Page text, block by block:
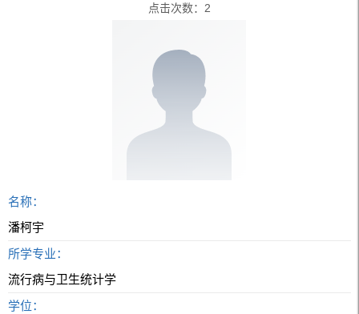
点击次数： 2
名称：
潘柯宇
所学专业：
流行病与卫生统计学
学位：